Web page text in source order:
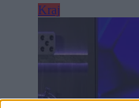
Kraj